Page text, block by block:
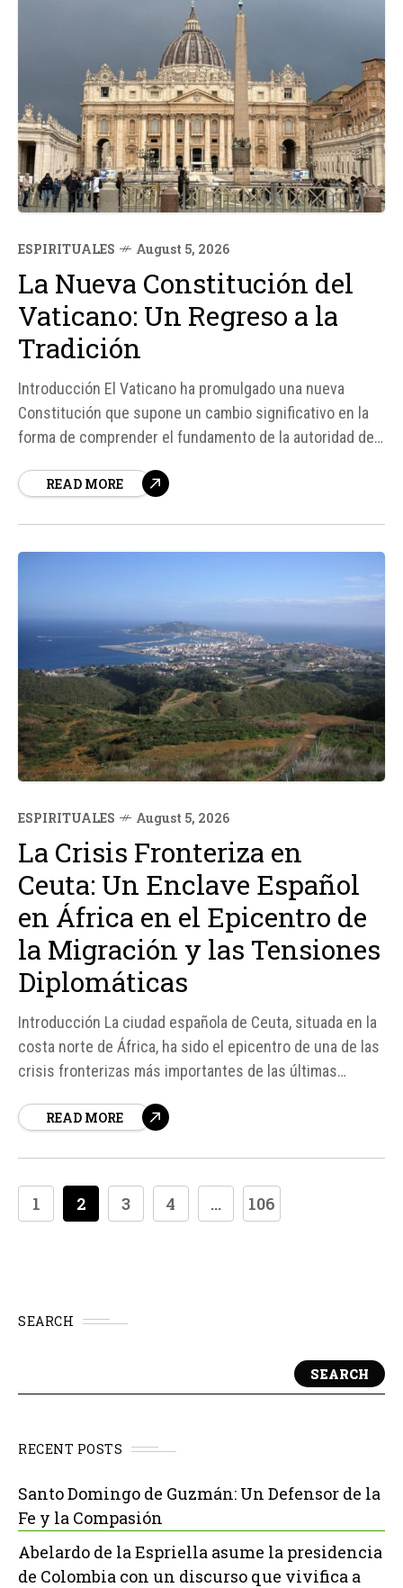
ESPIRITUALES August 5, 2026
La Nueva Constitución del
Vaticano: Un Regreso a la
Tradición
Introducción El Vaticano ha promulgado una nueva
Constitución que supone un cambio significativo en la
forma de comprender el fundamento de la autoridad del
expertos, la nueva Ley Fundamental del Estado de la
READ MORE
ESPIRITUALES August 5, 2026
La Crisis Fronteriza en
Ceuta: Un Enclave Español
en África en el Epicentro de
la Migración y las Tensiones
Diplomáticas
Introducción La ciudad española de Ceuta, situada en la
costa norte de África, ha sido el epicentro de una de las
crisis fronterizas más importantes de las últimas
personas cruzaron a nado de forma ilegal a territorio
READ MORE
1 2 3 4 ... 106
SEARCH
SEARCH
RECENT POSTS
Santo Domingo de Guzmán: Un Defensor de la
Fe y la Compasión
Abelardo de la Espriella asume la presidencia
de Colombia con un discurso que vivifica a